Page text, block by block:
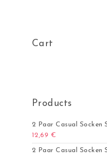
Cart
Products
2 Paar Casual Socken
12,69 €
2 Paar Casual Socken